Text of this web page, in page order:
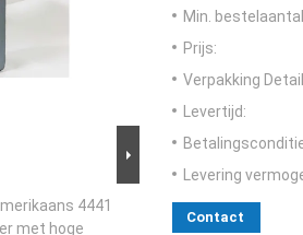
4441
met hoge
Min.
Prijs:
Verpakking
Levertijd:
Levering
Contact